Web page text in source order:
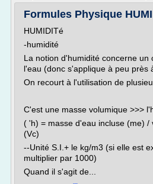
Formules Physique
HUMIDITé
-humidité
La notion d'humidité concerne un
l'eau (donc s'applique à peu près
On recourt à l'utilisation de
C'est une masse volumique >>>
( 'h) = masse d'eau incluse (me) /
(Vc)
--Unité S.I.+ le kg/m3 (si elle est
multiplier par 1000)
Quand il s'agit de...